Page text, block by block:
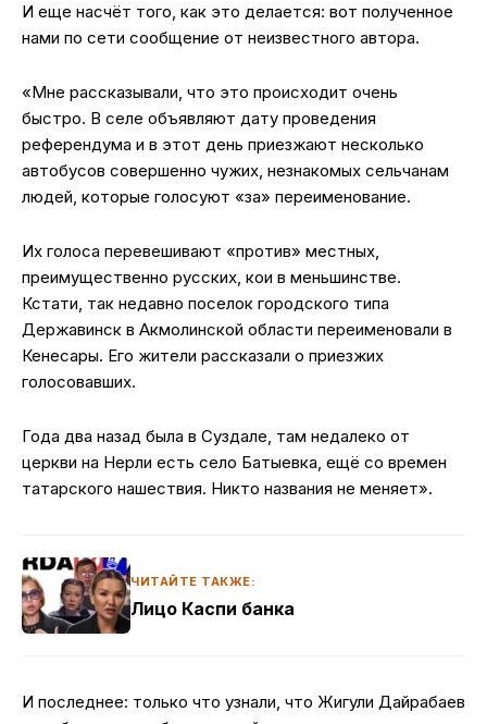
И еще насчёт того, как это делается: вот полученное
нами по сети сообщение от неизвестного автора.
«Мне рассказывали, что это происходит очень
быстро. В селе объявляют дату проведения
референдума и в этот день приезжают несколько
автобусов совершенно чужих, незнакомых сельчанам
людей, которые голосуют «за» переименование.
Их голоса перевешивают «против» местных,
преимущественно русских, кои в меньшинстве.
Кстати, так недавно поселок городского типа
Державинск в Акмолинской области переименовали в
Кенесары. Его жители рассказали о приезжих
голосовавших.
Года два назад была в Суздале, там недалеко от
церкви на Нерли есть село Батыевка, ещё со времен
татарского нашествия. Никто названия не меняет».
ЧИТАЙТЕ ТАКЖЕ:
Лицо Каспи банка
И последнее: только что узнали, что Жигули Дайрабаев